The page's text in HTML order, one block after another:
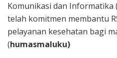
Komunikasi dan Informatika
telah komitmen membantu
pelayanan kesehatan bagi
(humasmaluku)